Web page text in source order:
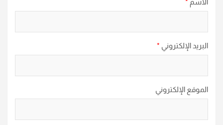
البريد الإلكتروني *
الموقع الإلكتروني